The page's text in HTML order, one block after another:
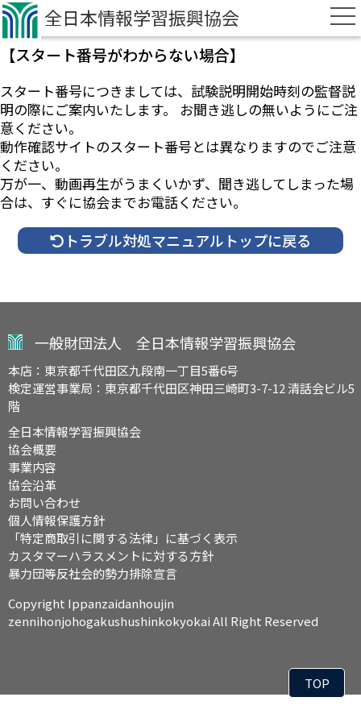
全日本情報学習振興協会
暴力団等反社会的勢力排除宣言
その他
企業担当者向けページ
学生向けページ
オンライン・ライブ検定試験
オンライン試験システム構築
認定会場募集
認定会場専用サイト
領収書発行フォーム
お問い合わせ
【スタート番号がわからない場合】
スタート番号につきましては、試験説明開始時刻の監督説
明の際にご案内いたします。 お聞き逃しの無いようにご注
意ください。
動作確認サイトのスタート番号とは異なりますのでご注意
ください。
万が一、動画再生がうまくいかず、聞き逃してしまった場
合は、すぐに協会までお電話ください。
トラブル対処マニュアルトップに戻る
一般財団法人 全日本情報学習振興協会
本店：東京都千代田区九段南一丁目5番6号
検定運営事業局：東京都千代田区神田三崎町3-7-12 清話会ビル5
階
全日本情報学習振興協会
協会概要
事業内容
協会沿革
お問い合わせ
個人情報保護方針
「特定商取引に関する法律」に基づく表示
カスタマーハラスメントに対する方針
暴力団等反社会的勢力排除宣言
Copyright Ippanzaidanhoujin
zennihonjohogakushushinkokyokai All Right Reserved
TOP